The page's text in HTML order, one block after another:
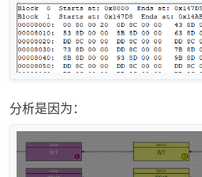
分析是因为：